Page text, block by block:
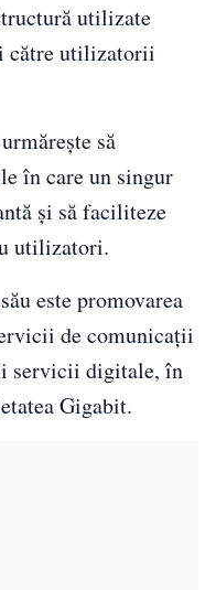
utilizate
către utilizatorii
să
în care un singur
și să faciliteze
utilizatori.
este promovarea
de comunicații
servicii digitale, în
Gigabit.